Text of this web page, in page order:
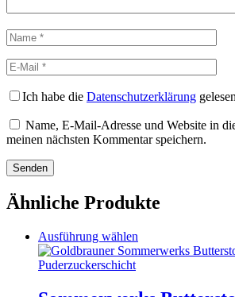
Name
E-
Mail
Ich habe die Datenschutzerklärung
Name, E-Mail-Adresse und Website in
meinen nächsten Kommentar speichern.
Ähnliche Produkte
Ausführung wählen
Produkt
Varianten